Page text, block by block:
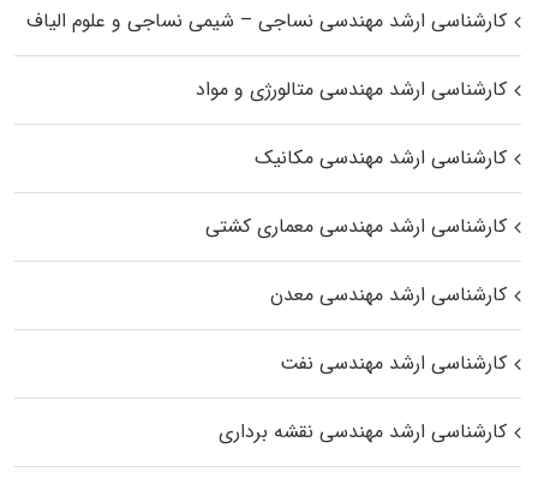
کارشناسی ارشد مهندسی نساجی – شیمی نساجی و علوم الیاف
کارشناسی ارشد مهندسی متالورژی و مواد
کارشناسی ارشد مهندسی مکانیک
کارشناسی ارشد مهندسی معماری کشتی
کارشناسی ارشد مهندسی معدن
کارشناسی ارشد مهندسی نفت
کارشناسی ارشد مهندسی نقشه برداری